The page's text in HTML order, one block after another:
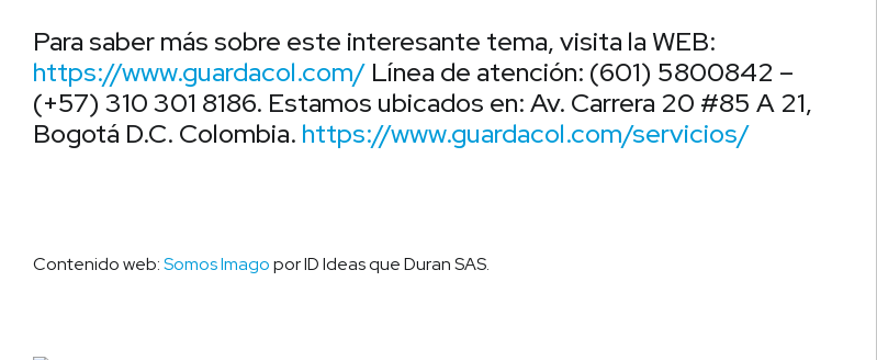
Para saber más sobre este interesante tema, visita la WEB:
https://www.guardacol.com/ Línea de atención: (601) 5800842 –
(+57) 310 301 8186. Estamos ubicados en: Av. Carrera 20 #85 A 21,
Bogotá D.C. Colombia. https://www.guardacol.com/servicios/
Contenido web:Somos Imagopor ID Ideas que Duran SAS.